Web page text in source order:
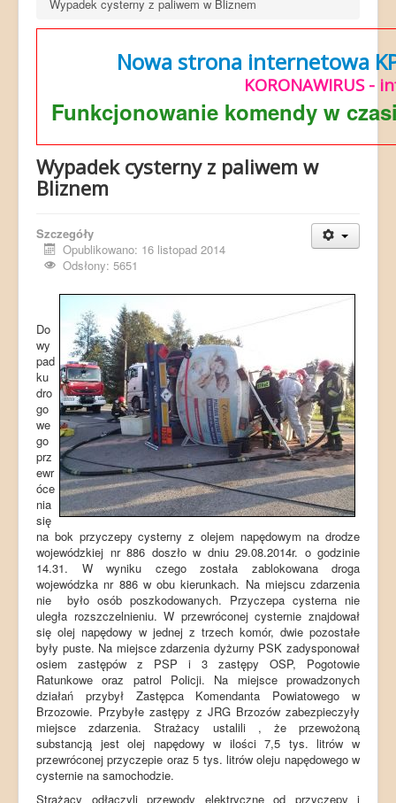
Wypadek cysterny z paliwem w Bliznem
Nowa strona internetowa
KORONAWIRUS -
Funkcjonowanie komendy w
Wypadek cysterny z paliwem w
Bliznem
Szczegóły
Opublikowano: 16 listopad 2014
Odsłony: 5651
Do
wy
pad
ku
dro
go
we
go
prz
ewr
óce
nia
się
na bok przyczepy cysterny z olejem napędowym na drodze
wojewódzkiej nr 886 doszło w dniu 29.08.2014r. o godzinie
14.31. W wyniku czego została zablokowana droga
wojewódzka nr 886 w obu kierunkach. Na miejscu zdarzenia
nie było osób poszkodowanych. Przyczepa cysterna nie
uległa rozszczelnieniu. W przewróconej cysternie znajdował
się olej napędowy w jednej z trzech komór, dwie pozostałe
były puste. Na miejsce zdarzenia dyżurny PSK zadysponował
osiem zastępów z PSP i 3 zastępy OSP, Pogotowie
Ratunkowe oraz patrol Policji. Na miejsce prowadzonych
działań przybył Zastępca Komendanta Powiatowego w
Brzozowie. Przybyłe zastępy z JRG Brzozów zabezpieczyły
miejsce zdarzenia. Strażacy ustalili , że przewożoną
substancją jest olej napędowy w ilości 7,5 tys. litrów w
przewróconej przyczepie oraz 5 tys. litrów oleju napędowego w
cysternie na samochodzie.
Strażacy odłączyli przewody elektryczne od przyczepy i